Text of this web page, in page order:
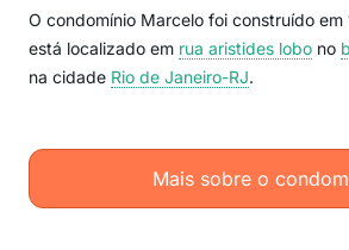
O condomínio Marcelo foi construído em
está localizado em rua aristides lobo no
na cidade Rio de Janeiro-RJ.
Mais sobre o